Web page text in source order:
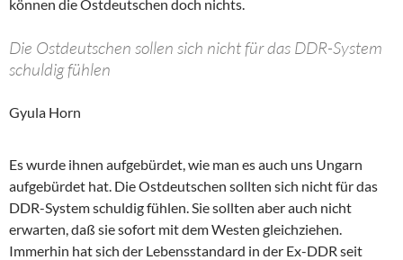
können die Ostdeutschen doch nichts.
Die Ostdeutschen sollen sich nicht für das DDR-System
schuldig fühlen
Gyula Horn
Es wurde ihnen aufgebürdet, wie man es auch uns Ungarn
aufgebürdet hat. Die Ostdeutschen sollten sich nicht für das
DDR-System schuldig fühlen. Sie sollten aber auch nicht
erwarten, daß sie sofort mit dem Westen gleichziehen.
Immerhin hat sich der Lebensstandard in der Ex-DDR seit